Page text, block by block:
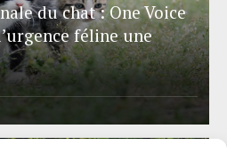
du chat : One Voice
féline une